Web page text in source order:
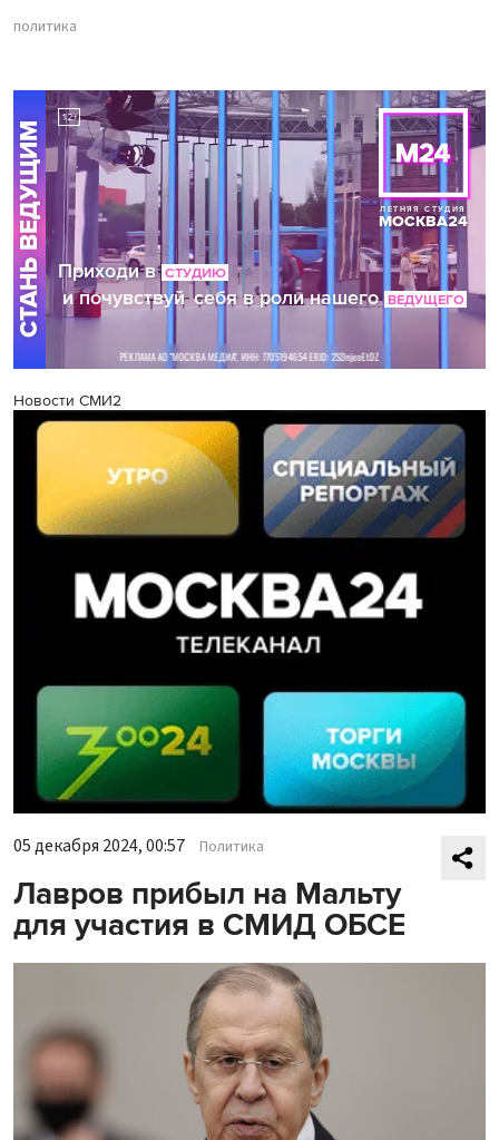
политика
Новости СМИ2
05 декабря 2024, 00:57 Политика
Лавров прибыл на Мальту
для участия в СМИД ОБСЕ